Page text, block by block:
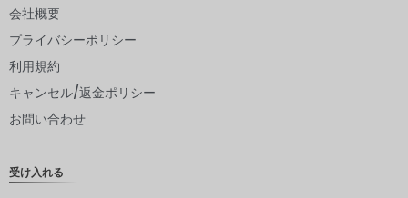
ピー
会社概要
プライバシーポリシー
利用規約
キャンセル/返金ポリシー
お問い合わせ
受け入れる